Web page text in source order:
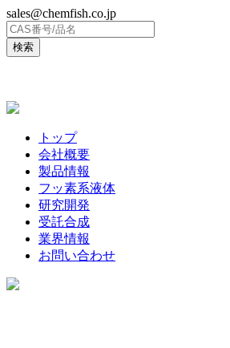
sales@chemfish.co.jp
トップ
会社概要
製品情報
フッ素系液体
研究開発
受託合成
業界情報
お問い合わせ